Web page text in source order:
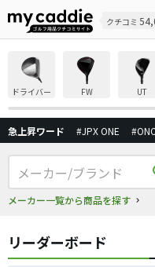
クチコミ
ドライバー FW UT
急上昇ワード #JPX ONE
メーカー一覧から商品を探す
リーダーボード